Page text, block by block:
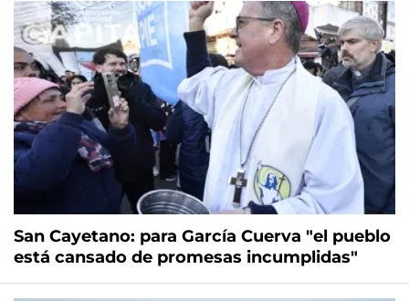
San Cayetano: para García Cuerva "el pueblo
está cansado de promesas incumplidas"